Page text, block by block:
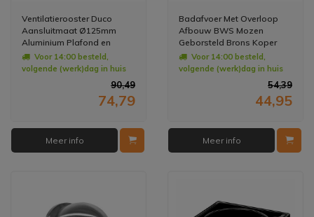
Ventilatierooster Duco
Aansluitmaat Ø125mm
Aluminium Plafond en
Muurmontage Wit
Voor 14:00 besteld,
volgende (werk)dag in huis
90,49
74,79
Meer info
Badafvoer Met Overloop
Afbouw BWS Mozen
Geborsteld Brons Koper
Voor 14:00 besteld,
volgende (werk)dag in huis
54,39
44,95
Meer info